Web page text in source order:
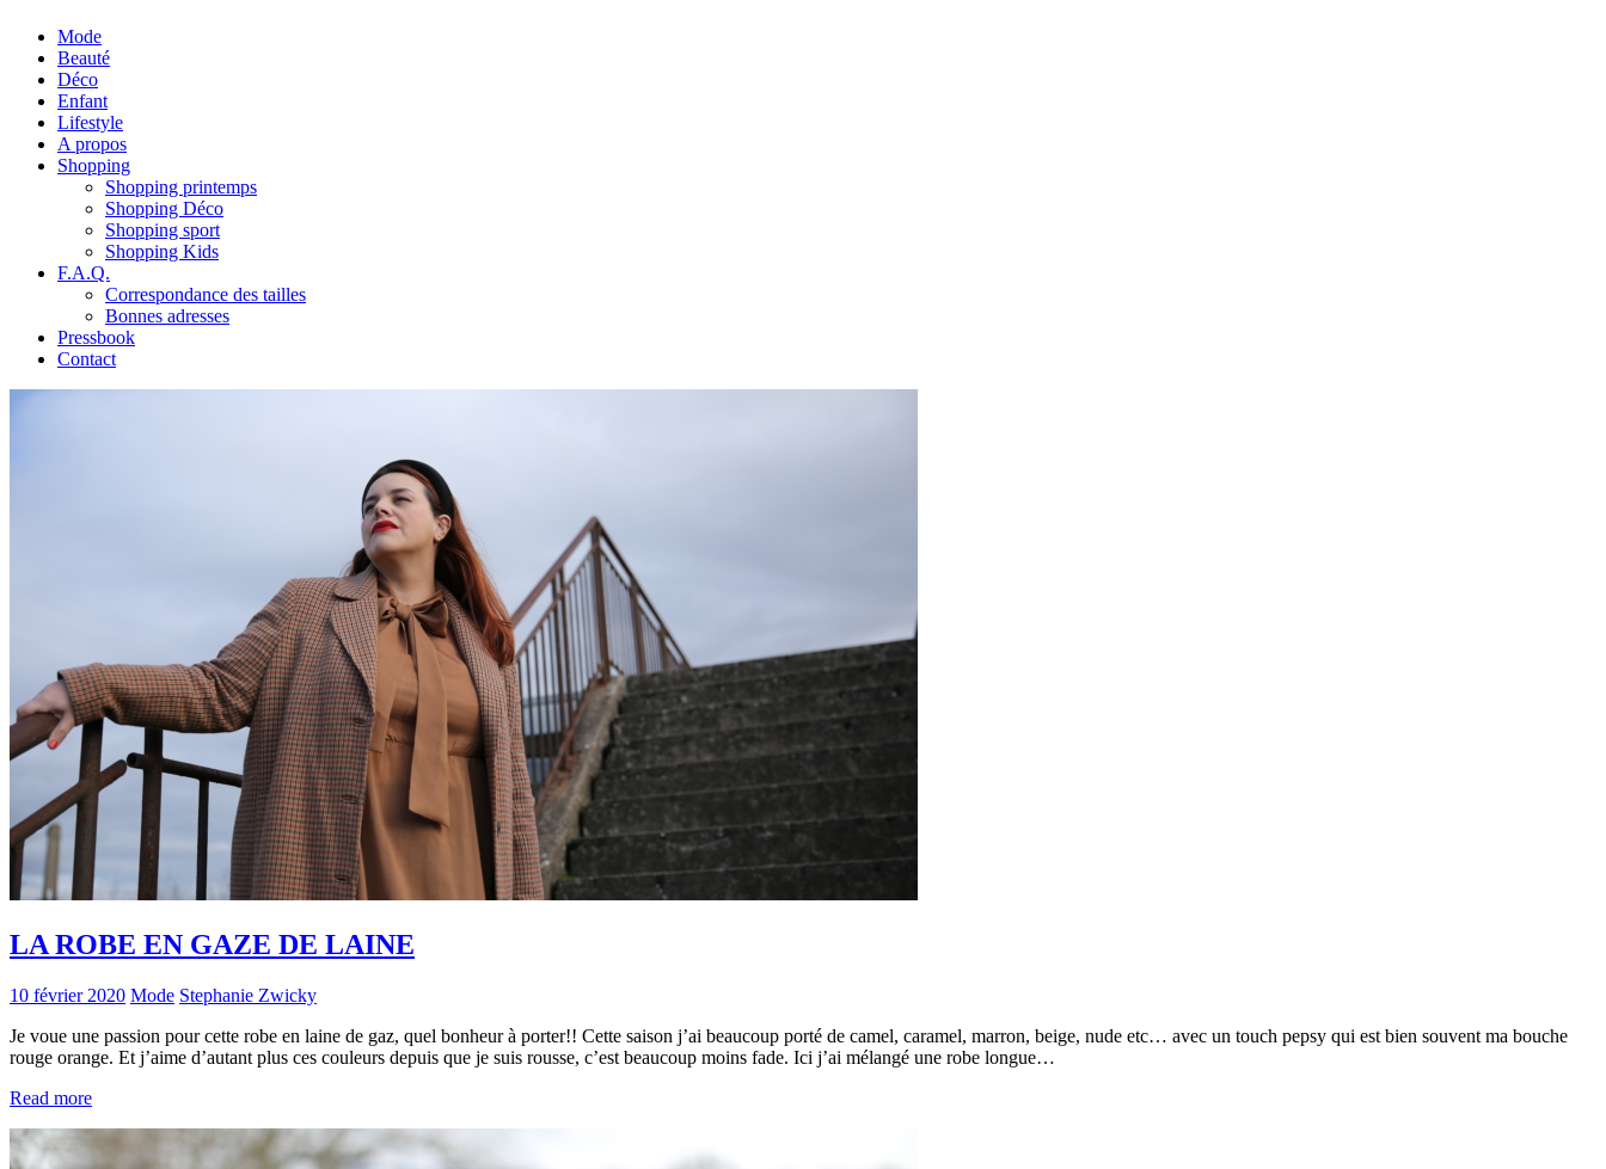
Mode
Beauté
Déco
Enfant
Lifestyle
A propos
Shopping
Shopping printemps
Shopping Déco
Shopping sport
Shopping Kids
F.A.Q.
Correspondance des tailles
Bonnes adresses
Pressbook
Contact
LA ROBE EN GAZE DE LAINE
10 février 2020 Mode Stephanie Zwicky
Je voue une passion pour cette robe en laine de gaz, quel bonheur à porter!! Cette saison j’ai beaucoup porté de camel, caramel, marron, beige, nude etc… avec un touch pepsy qui est bien souvent ma bouche
rouge orange. Et j’aime d’autant plus ces couleurs depuis que je suis rousse, c’est beaucoup moins fade. Ici j’ai mélangé une robe longue…
Read more